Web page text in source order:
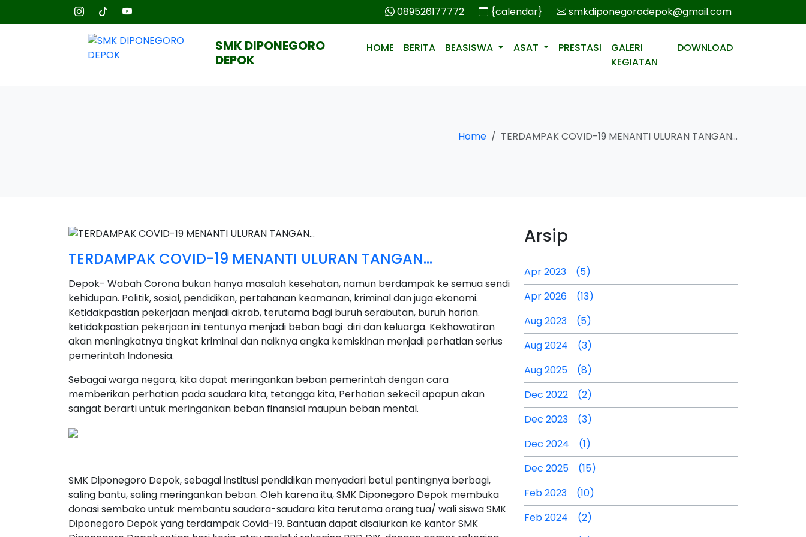
089526177772 {calendar} smkdiponegorodepok@gmail.com
SMK DIPONEGORO
DEPOK
HOME BERITA BEASISWA ASAT PRESTASI
GALERI
KEGIATAN
DOWNLOAD
Home TERDAMPAK COVID-19 MENANTI ULURAN TANGAN…
TERDAMPAK COVID-19 MENANTI ULURAN TANGAN…
Depok- Wabah Corona bukan hanya masalah kesehatan, namun berdampak ke semua sendi
kehidupan. Politik, sosial, pendidikan, pertahanan keamanan, kriminal dan juga ekonomi.
Ketidakpastian pekerjaan menjadi akrab, terutama bagi buruh serabutan, buruh harian.
ketidakpastian pekerjaan ini tentunya menjadi beban bagi diri dan keluarga. Kekhawatiran
akan meningkatnya tingkat kriminal dan naiknya angka kemiskinan menjadi perhatian serius
pemerintah Indonesia.
Sebagai warga negara, kita dapat meringankan beban pemerintah dengan cara
memberikan perhatian pada saudara kita, tetangga kita, Perhatian sekecil apapun akan
sangat berarti untuk meringankan beban finansial maupun beban mental.
SMK Diponegoro Depok, sebagai institusi pendidikan menyadari betul pentingnya berbagi,
saling bantu, saling meringankan beban. Oleh karena itu, SMK Diponegoro Depok membuka
donasi sembako untuk membantu saudara-saudara kita terutama orang tua/ wali siswa SMK
Diponegoro Depok yang terdampak Covid-19. Bantuan dapat disalurkan ke kantor SMK
Arsip
Apr 2023 (5)
Apr 2026 (13)
Aug 2023 (5)
Aug 2024 (3)
Aug 2025 (8)
Dec 2022 (2)
Dec 2023 (3)
Dec 2024 (1)
Dec 2025 (15)
Feb 2023 (10)
Feb 2024 (2)